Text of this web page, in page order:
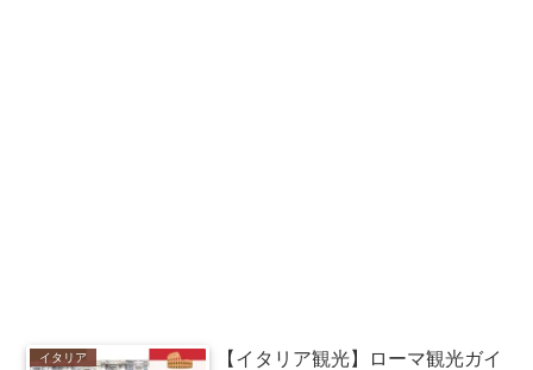
イタリア
【イタリア観光】ローマ観光ガイ